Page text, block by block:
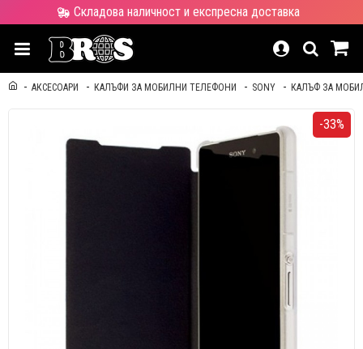
Складова наличност и експресна доставка
АКСЕСОАРИ КАЛЪФИ ЗА МОБИЛНИ ТЕЛЕФОНИ SONY КАЛЪФ ЗА
-33%